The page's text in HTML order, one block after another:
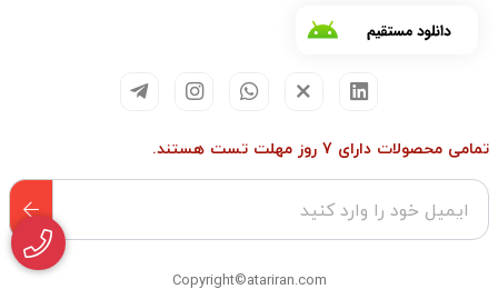
تمامی محصولات دارای 7 روز مهلت تست هستند.
Copyright©atariran.com